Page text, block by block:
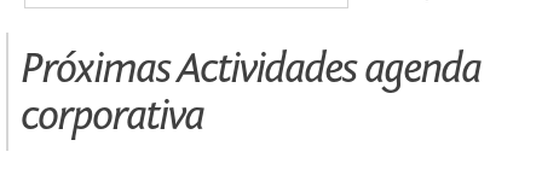
Próximas Actividades agenda
corporativa